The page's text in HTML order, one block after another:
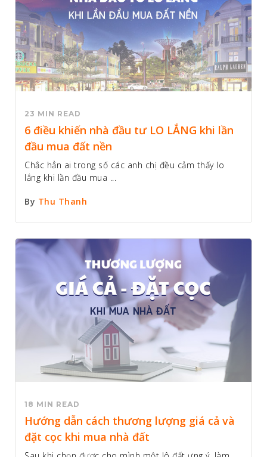
23 MIN READ
6 điều khiến nhà đầu tư LO LẮNG khi lần
đầu mua đất nền
Chắc hẳn ai trong số các anh chị đều cảm thấy lo
lắng khi lần đầu mua ...
By Thu Thanh
18 MIN READ
Hướng dẫn cách thương lượng giá cả và
đặt cọc khi mua nhà đất